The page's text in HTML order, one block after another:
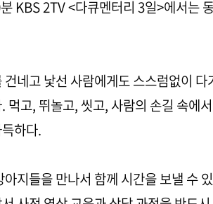
KBS 2TV <다큐멘터리 3일>에서는
네고 낯선 사람에게도 스스럼없이
먹고, 뛰놀고, 씻고, 사람의 손길 속에
하다.
지들을 만나서 함께 시간을 보낼 수